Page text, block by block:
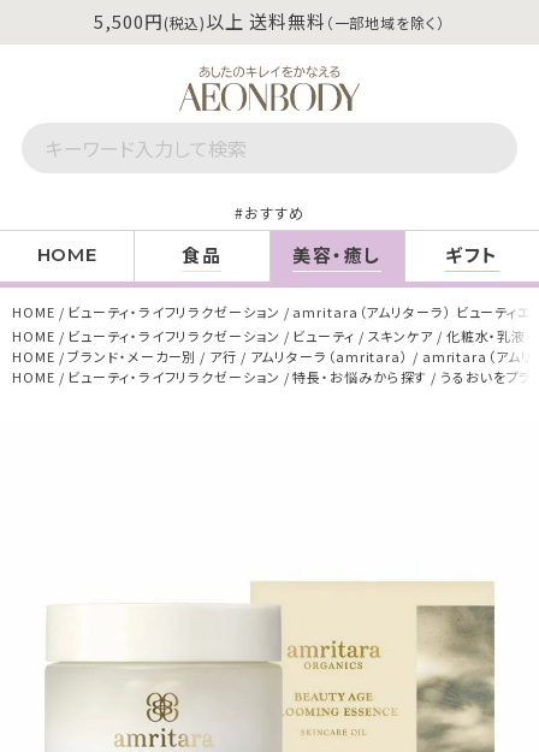
5,500円(税込)以上 送料無料 （一部地域を除く）
おすすめ
HOME 食品 美容・癒し ギフト
HOME ビューティ・ライフリラクゼーション
amritara（アムリターラ） ビューティ
HOME
ビューティ・ライフリラクゼーション ビューティ スキンケア
化粧水・乳液
HOME
ブランド・メーカー別 ア行 アムリターラ（amritara）
amritara（アムリ
HOME
ビューティ・ライフリラクゼーション 特長・お悩みから探す うるおいをプラ